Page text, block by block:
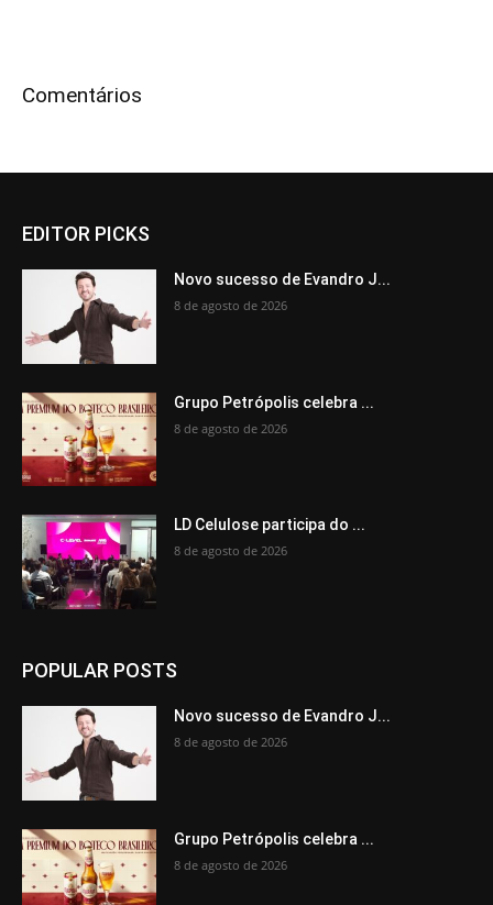
Comentários
EDITOR PICKS
Novo sucesso de Evandro J...
8 de agosto de 2026
Grupo Petrópolis celebra ...
8 de agosto de 2026
LD Celulose participa do ...
8 de agosto de 2026
POPULAR POSTS
Novo sucesso de Evandro J...
8 de agosto de 2026
Grupo Petrópolis celebra ...
8 de agosto de 2026